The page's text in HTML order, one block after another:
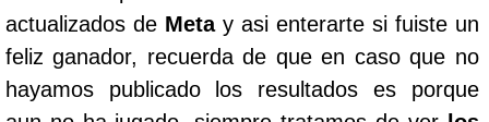
actualizados de Metay asi enterarte si fuiste un
feliz ganador, recuerda de que en caso que no
hayamos publicado los resultados es porque